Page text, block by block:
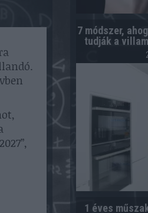
7 módszer,
tudják a
1 éves